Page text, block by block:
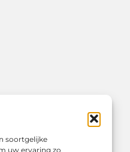
soortgelijke
uw ervaring zo